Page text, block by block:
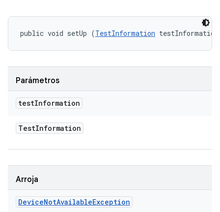
public void setUp (TestInformation
Parámetros
testInformation
TestInformation
Arroja
DeviceNotAvailableException